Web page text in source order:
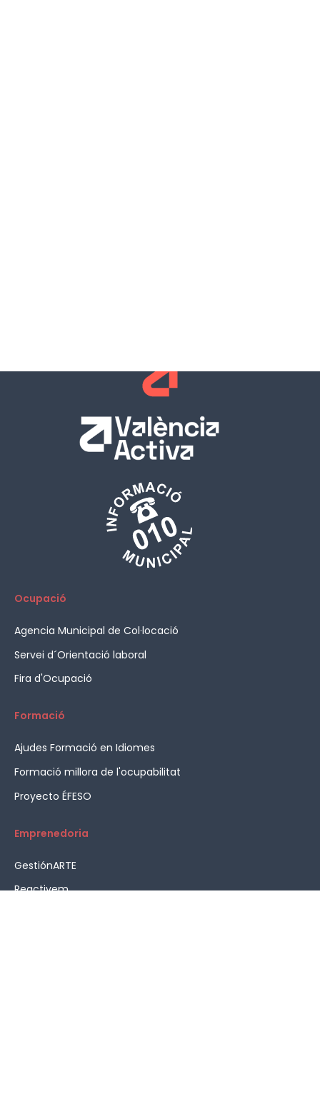
Ocupació
Agencia Municipal de Col·locació
Servei d´Orientació laboral
Fira d'Ocupació
Formació
Ajudes Formació en Idiomes
Formació millora de l'ocupabilitat
Proyecto ÉFESO
Emprenedoria
GestiónARTE
Reactivem